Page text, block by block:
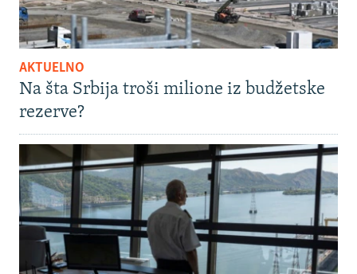
AKTUELNO
Na šta Srbija troši milione iz budžetske
rezerve?